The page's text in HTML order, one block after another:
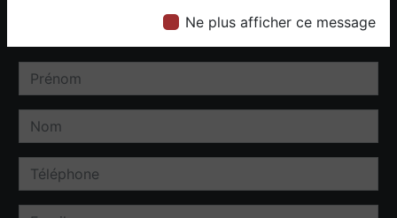
Ne plus afficher ce message